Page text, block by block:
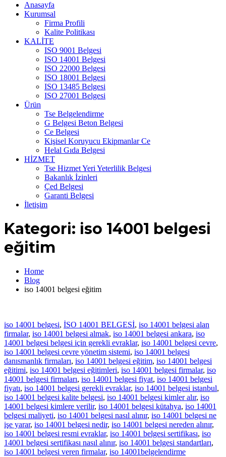
Anasayfa
Kurumsal
Firma Profili
Kalite Politikası
KALİTE
ISO 9001 Belgesi
ISO 14001 Belgesi
ISO 22000 Belgesi
ISO 18001 Belgesi
ISO 13485 Belgesi
ISO 27001 Belgesi
Ürün
Tse Belgelendirme
G Belgesi Beton Belgesi
Ce Belgesi
Kişisel Koruyucu Ekipmanlar Ce
Helal Gıda Belgesi
HİZMET
Tse Hizmet Yeri Yeterlilik Belgesi
Bakanlık İzinleri
Çed Belgesi
Garanti Belgesi
İletişim
Kategori: iso 14001 belgesi
eğitim
Home
Blog
iso 14001 belgesi eğitim
iso 14001 belgesi, İSO 14001 BELGESİ, iso 14001 belgesi alan
firmalar, iso 14001 belgesi almak, iso 14001 belgesi ankara, iso
14001 belgesi belgesi için gerekli evraklar, iso 14001 belgesi cevre,
iso 14001 belgesi cevre yönetim sistemi, iso 14001 belgesi
danısmanlık firmaları, iso 14001 belgesi eğitim, iso 14001 belgesi
eğitimi, iso 14001 belgesi eğitimleri, iso 14001 belgesi firmalar, iso
14001 belgesi firmaları, iso 14001 belgesi fiyat, iso 14001 belgesi
fiyatı, iso 14001 belgesi gerekli evraklar, iso 14001 belgesi istanbul,
iso 14001 belgesi kalite belgesi, iso 14001 belgesi kimler alır, iso
14001 belgesi kimlere verilir, iso 14001 belgesi kütahya, iso 14001
belgesi maliyeti, iso 14001 belgesi nasıl alınır, iso 14001 belgesi ne
işe yarar, iso 14001 belgesi nedir, iso 14001 belgesi nereden alınır,
iso 14001 belgesi resmi evraklar, iso 14001 belgesi sertifikası, iso
14001 belgesi sertifikası nasıl alınır, iso 14001 belgesi standartları,
iso 14001 belgesi veren firmalar, iso 14001belgelendirme